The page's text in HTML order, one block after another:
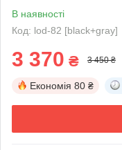
В наявності
Код: lod-82 [black+gray]
3 370 ₴ 3 450 ₴
Економія 80 ₴